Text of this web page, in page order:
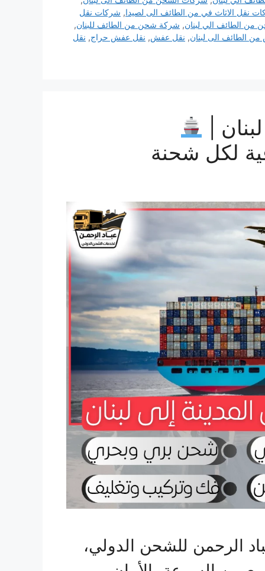
نقل الاثاث في من الطائف الى لصيدا, شركات نقل
الطائف الي لبنان, شركة شحن من الطائف للبنان,
الطائف الى لبنان, نقل عفش, نقل عفش حراج, نقل
|
الرحمن للشحن الدولي،